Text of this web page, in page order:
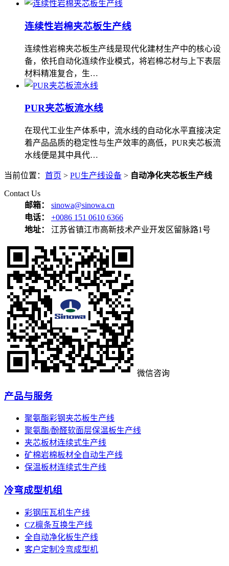
连续性岩棉夹芯板生产线
连续性岩棉夹芯板生产线是现代化建材生产中的核心设
备，依托自动化连续作业模式，将岩棉芯材与上下表层
材料精准复合，生…
PUR夹芯板流水线
在现代工业生产体系中，流水线的自动化水平直接决定
着产品品质的稳定性与生产效率的高低，PUR夹芯板流
水线便是其中具代…
当前位置： 首页 > PU生产线设备 > 自动净化夹芯板生产线
Contact Us
邮箱：
sinowa@sinowa.cn
电话：
+0086 151 0610 6366
地址：
江苏省镇江市高新技术产业开发区留脉路1号
微信咨询
产品与服务
聚氨酯彩钢夹芯板生产线
聚氨酯/酚醛软面层保温板生产线
夹芯板材连续式生产线
矿棉岩棉板材全自动生产线
保温板材连续式生产线
冷弯成型机组
彩钢压瓦机生产线
CZ檩条互换生产线
全自动净化板生产线
客户定制冷弯成型机